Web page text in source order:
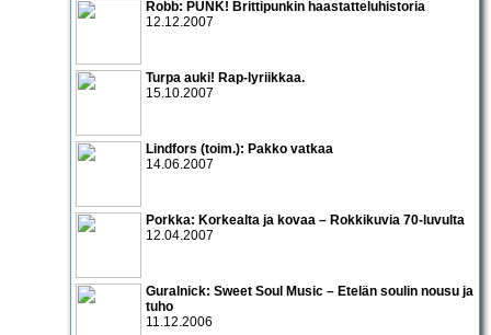
Robb: PUNK! Brittipunkin haastatteluhistoria
12.12.2007
Turpa auki! Rap-lyriikkaa.
15.10.2007
Lindfors (toim.): Pakko vatkaa
14.06.2007
Porkka: Korkealta ja kovaa – Rokkikuvia 70-luvulta
12.04.2007
Guralnick: Sweet Soul Music – Etelän soulin nousu ja
tuho
11.12.2006